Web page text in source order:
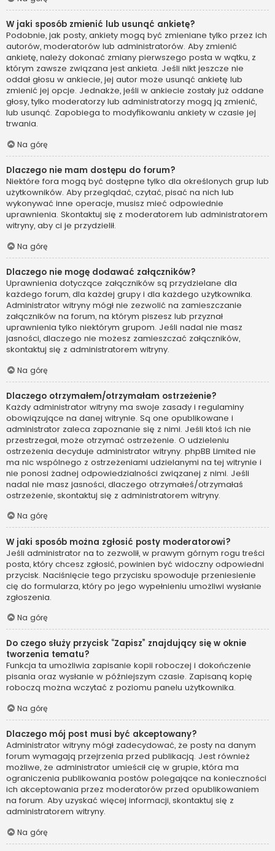
W jaki sposób zmienić lub usunąć ankietę?
Podobnie, jak posty, ankiety mogą być zmieniane tylko przez ich
autorów, moderatorów lub administratorów. Aby zmienić
ankietę, należy dokonać zmiany pierwszego posta w wątku, z
którym zawsze związana jest ankieta. Jeśli nikt jeszcze nie
oddał głosu w ankiecie, jej autor może usunąć ankietę lub
zmienić jej opcje. Jednakże, jeśli w ankiecie zostały już oddane
głosy, tylko moderatorzy lub administratorzy mogą ją zmienić,
lub usunąć. Zapobiega to modyfikowaniu ankiety w czasie jej
trwania.
Na górę
Dlaczego nie mam dostępu do forum?
Niektóre fora mogą być dostępne tylko dla określonych grup lub
użytkowników. Aby przeglądać, czytać, pisać na nich lub
wykonywać inne operacje, musisz mieć odpowiednie
uprawnienia. Skontaktuj się z moderatorem lub administratorem
witryny, aby ci je przydzielił.
Na górę
Dlaczego nie mogę dodawać załączników?
Uprawnienia dotyczące załączników są przydzielane dla
każdego forum, dla każdej grupy i dla każdego użytkownika.
Administrator witryny mógł nie zezwolić na zamieszczanie
załączników na forum, na którym piszesz lub przyznał
uprawnienia tylko niektórym grupom. Jeśli nadal nie masz
jasności, dlaczego nie możesz zamieszczać załączników,
skontaktuj się z administratorem witryny.
Na górę
Dlaczego otrzymałem/otrzymałam ostrzeżenie?
Każdy administrator witryny ma swoje zasady i regulaminy
obowiązujące na danej witrynie. Są one opublikowane i
administrator zaleca zapoznanie się z nimi. Jeśli ktoś ich nie
przestrzegał, może otrzymać ostrzeżenie. O udzieleniu
ostrzeżenia decyduje administrator witryny. phpBB Limited nie
ma nic wspólnego z ostrzeżeniami udzielanymi na tej witrynie i
nie ponosi żadnej odpowiedzialności związanej z nimi. Jeśli
nadal nie masz jasności, dlaczego otrzymałeś/otrzymałaś
ostrzeżenie, skontaktuj się z administratorem witryny.
Na górę
W jaki sposób można zgłosić posty moderatorowi?
Jeśli administrator na to zezwolił, w prawym górnym rogu treści
posta, który chcesz zgłosić, powinien być widoczny odpowiedni
przycisk. Naciśnięcie tego przycisku spowoduje przeniesienie
cię do formularza, który po jego wypełnieniu umożliwi wysłanie
zgłoszenia.
Na górę
Do czego służy przycisk “Zapisz” znajdujący się w oknie
tworzenia tematu?
Funkcja ta umożliwia zapisanie kopii roboczej i dokończenie
pisania oraz wysłanie w późniejszym czasie. Zapisaną kopię
roboczą można wczytać z poziomu panelu użytkownika.
Na górę
Dlaczego mój post musi być akceptowany?
Administrator witryny mógł zadecydować, że posty na danym
forum wymagają przejrzenia przed publikacją. Jest również
możliwe, że administrator umieścił cię w grupie, która ma
ograniczenia publikowania postów polegające na konieczności
ich akceptowania przez moderatorów przed opublikowaniem
na forum. Aby uzyskać więcej informacji, skontaktuj się z
administratorem witryny.
Na górę